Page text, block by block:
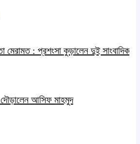
মেরামত : প্রশংসা কুড়ালেন দুই সাংবাদিক
দৌড়ালেন আসিফ মাহমুদ